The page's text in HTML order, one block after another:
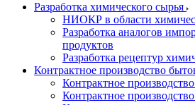
Разработка химического сырья
НИОКР в области
Разработка аналогов
продуктов
Разработка рецептур
Контрактное производство
Контрактное
Контрактное